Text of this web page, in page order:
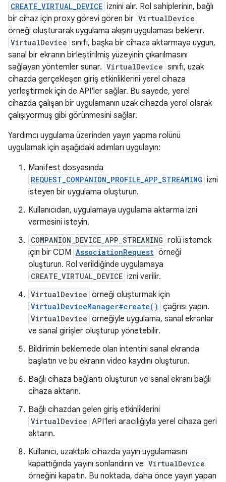
CREATE_VIRTUAL_DEVICE iznini alır. Rol sahiplerinin, bağlı
bir cihaz için proxy görevi gören bir VirtualDevice
örneği oluşturarak uygulama akışını uygulaması beklenir.
VirtualDevice sınıfı, başka bir cihaza aktarmaya uygun,
sanal bir ekranın birleştirilmiş yüzeyinin çıkarılmasını
sağlayan yöntemler sunar. VirtualDevice sınıfı, uzak
cihazda gerçekleşen giriş etkinliklerini yerel cihaza
yerleştirmek için de API'ler sağlar. Bu sayede, yerel
cihazda çalışan bir uygulamanın uzak cihazda yerel olarak
çalışıyormuş gibi görünmesini sağlar.
Yardımcı uygulama üzerinden yayın yapma rolünü
uygulamak için aşağıdaki adımları uygulayın:
Manifest dosyasında
REQUEST_COMPANION_PROFILE_APP_STREAMING izni
isteyen bir uygulama oluşturun.
Kullanıcıdan, uygulamaya uygulama aktarma izni
vermesini isteyin.
COMPANION_DEVICE_APP_STREAMING rolü istemek
için bir CDM AssociationRequest örneği
oluşturun. Rol verildiğinde uygulamaya
CREATE_VIRTUAL_DEVICE izni verilir.
VirtualDevice örneği oluşturmak için
VirtualDeviceManager#create() çağrısı yapın.
VirtualDevice örneğiyle uygulama, sanal ekranlar
ve sanal girişler oluşturup yönetebilir.
Bildirimin beklemede olan intentini sanal ekranda
başlatın ve bu ekranın video kaydını oluşturun.
Bağlı cihaza bağlantı oluşturun ve sanal ekranı bağlı
cihaza aktarın.
Bağlı cihazdan gelen giriş etkinliklerini
VirtualDevice API'leri aracılığıyla yerel cihaza geri
aktarın.
Kullanıcı, uzaktaki cihazda yayın uygulamasını
kapattığında yayını sonlandırın ve VirtualDevice
örneğini kapatın. Bu noktada, daha önce yayın yapan